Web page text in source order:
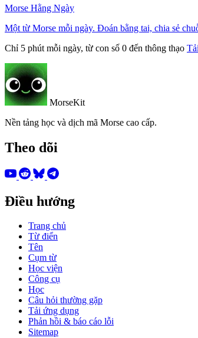
Morse Hằng Ngày
Một từ Morse mỗi ngày. Đoán bằng tai, chia sẻ
Chỉ 5 phút mỗi ngày, từ con số 0 đến thông thạo
MorseKit
Nền tảng học và dịch mã Morse cao cấp.
Theo dõi
Điều hướng
Trang chủ
Từ điển
Tên
Cụm từ
Học viện
Công cụ
Học
Câu hỏi thường gặp
Tải ứng dụng
Phản hồi & báo cáo lỗi
Sitemap